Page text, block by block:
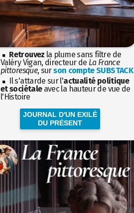
Retrouvez la plume sans filtre de
Valéry Vigan, directeur de La France
pittoresque, surson compte SUBSTACK
Il s'attarde sur l'actualité politique
et sociétaleavec la hauteur de vue de
l'Histoire
JOURNAL D'UN EXILÉ
DU PRÉSENT